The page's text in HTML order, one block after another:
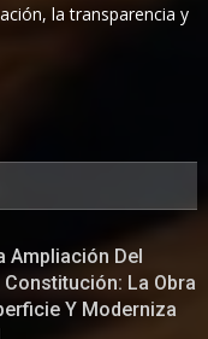
la transparencia y
Ampliación Del
Constitución: La Obra
Y Moderniza